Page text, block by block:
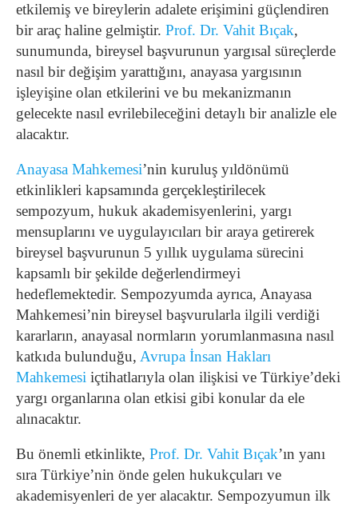
etkilemiş ve bireylerin adalete erişimini güçlendiren
bir araç haline gelmiştir. Prof. Dr. Vahit Bıçak,
sunumunda, bireysel başvurunun yargısal süreçlerde
nasıl bir değişim yarattığını, anayasa yargısının
işleyişine olan etkilerini ve bu mekanizmanın
gelecekte nasıl evrilebileceğini detaylı bir analizle ele
alacaktır.
Anayasa Mahkemesi’nin kuruluş yıldönümü
etkinlikleri kapsamında gerçekleştirilecek
sempozyum, hukuk akademisyenlerini, yargı
mensuplarını ve uygulayıcıları bir araya getirerek
bireysel başvurunun 5 yıllık uygulama sürecini
kapsamlı bir şekilde değerlendirmeyi
hedeflemektedir. Sempozyumda ayrıca, Anayasa
Mahkemesi’nin bireysel başvurularla ilgili verdiği
kararların, anayasal normların yorumlanmasına nasıl
katkıda bulunduğu, Avrupa İnsan Hakları
Mahkemesi içtihatlarıyla olan ilişkisi ve Türkiye’deki
yargı organlarına olan etkisi gibi konular da ele
alınacaktır.
Bu önemli etkinlikte, Prof. Dr. Vahit Bıçak’ın yanı
sıra Türkiye’nin önde gelen hukukçuları ve
akademisyenleri de yer alacaktır. Sempozyumun ilk